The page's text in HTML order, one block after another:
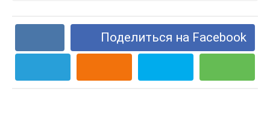
Поделиться на Facebook